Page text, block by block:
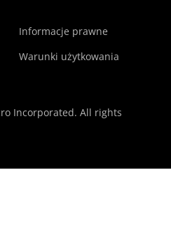
Informacje prawne
Warunki użytkowania
Incorporated. All rights